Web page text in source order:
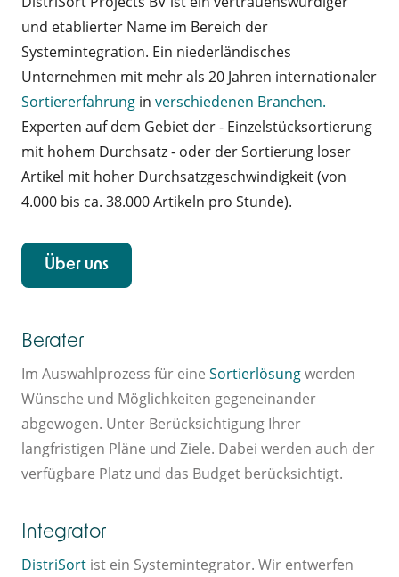
und etablierter Name im Bereich der
Systemintegration. Ein niederländisches
Unternehmen mit mehr als 20 Jahren internationaler
Sortiererfahrung in verschiedenen Branchen.
Experten auf dem Gebiet der - Einzelstücksortierung
mit hohem Durchsatz - oder der Sortierung loser
Artikel mit hoher Durchsatzgeschwindigkeit (von
4.000 bis ca. 38.000 Artikeln pro Stunde).
Über uns
Berater
Im Auswahlprozess für eine Sortierlösungwerden
Wünsche und Möglichkeiten gegeneinander
abgewogen. Unter Berücksichtigung Ihrer
langfristigen Pläne und Ziele. Dabei werden auch der
verfügbare Platz und das Budget berücksichtigt.
Integrator
DistriSort ist ein Systemintegrator. Wir entwerfen